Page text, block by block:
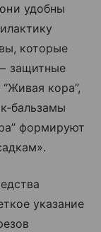
удобны
которые
защитные
кора”,
формируют
указание